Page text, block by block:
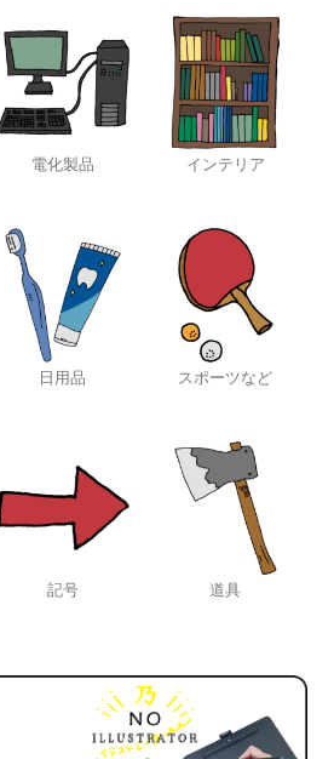
電化製品 インテリア
日用品 スポーツなど
記号 道具